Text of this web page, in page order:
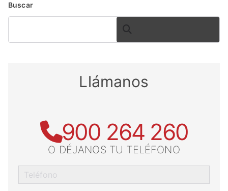
Buscar
BUSCAR
Llámanos
900 264 260
O DÉJANOS TU TELÉFONO